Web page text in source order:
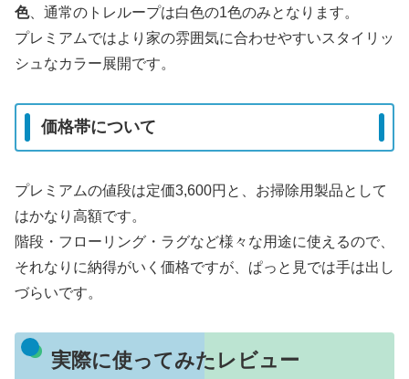
色、通常のトレループは白色の1色のみとなります。
プレミアムではより家の雰囲気に合わせやすいスタイリッ
シュなカラー展開です。
価格帯について
プレミアムの値段は定価3,600円と、お掃除用製品として
はかなり高額です。
階段・フローリング・ラグなど様々な用途に使えるので、
それなりに納得がいく価格ですが、ぱっと見では手は出し
づらいです。
実際に使ってみたレビュー